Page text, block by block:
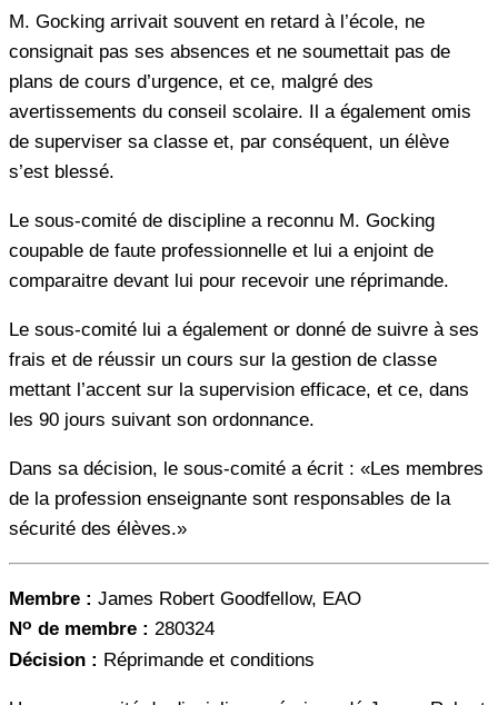
M. Gocking arrivait souvent en retard à l’école, ne
consignait pas ses absences et ne soumettait pas de
plans de cours d’urgence, et ce, malgré des
avertissements du conseil scolaire. Il a également omis
de superviser sa classe et, par conséquent, un élève
s’est blessé.
Le sous-comité de discipline a reconnu M. Gocking
coupable de faute professionnelle et lui a enjoint de
comparaitre devant lui pour recevoir une réprimande.
Le sous-comité lui a également or donné de suivre à ses
frais et de réussir un cours sur la gestion de classe
mettant l’accent sur la supervision efficace, et ce, dans
les 90 jours suivant son ordonnance.
Dans sa décision, le sous-comité a écrit : «Les membres
de la profession enseignante sont responsables de la
sécurité des élèves.»
Membre : James Robert Goodfellow, EAO
No de membre : 280324
Décision : Réprimande et conditions